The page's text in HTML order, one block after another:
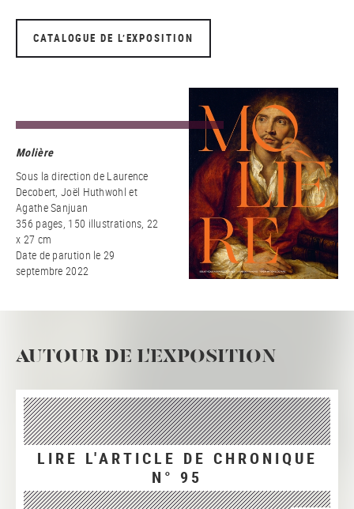
CATALOGUE DE L’EXPOSITION
Molière
Sous la direction de Laurence
Decobert, Joël Huthwohl et
Agathe Sanjuan
356 pages, 150 illustrations, 22
x 27 cm
Date de parution le 29
septembre 2022
AUTOUR DE L'EXPOSITION
LIRE L'ARTICLE DE CHRONIQUE
N° 95